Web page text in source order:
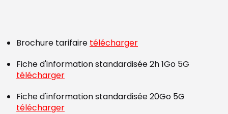
Brochure tarifaire télécharger
Fiche d'information standardisée 2h 1Go 5G
télécharger
Fiche d'information standardisée 20Go 5G
télécharger